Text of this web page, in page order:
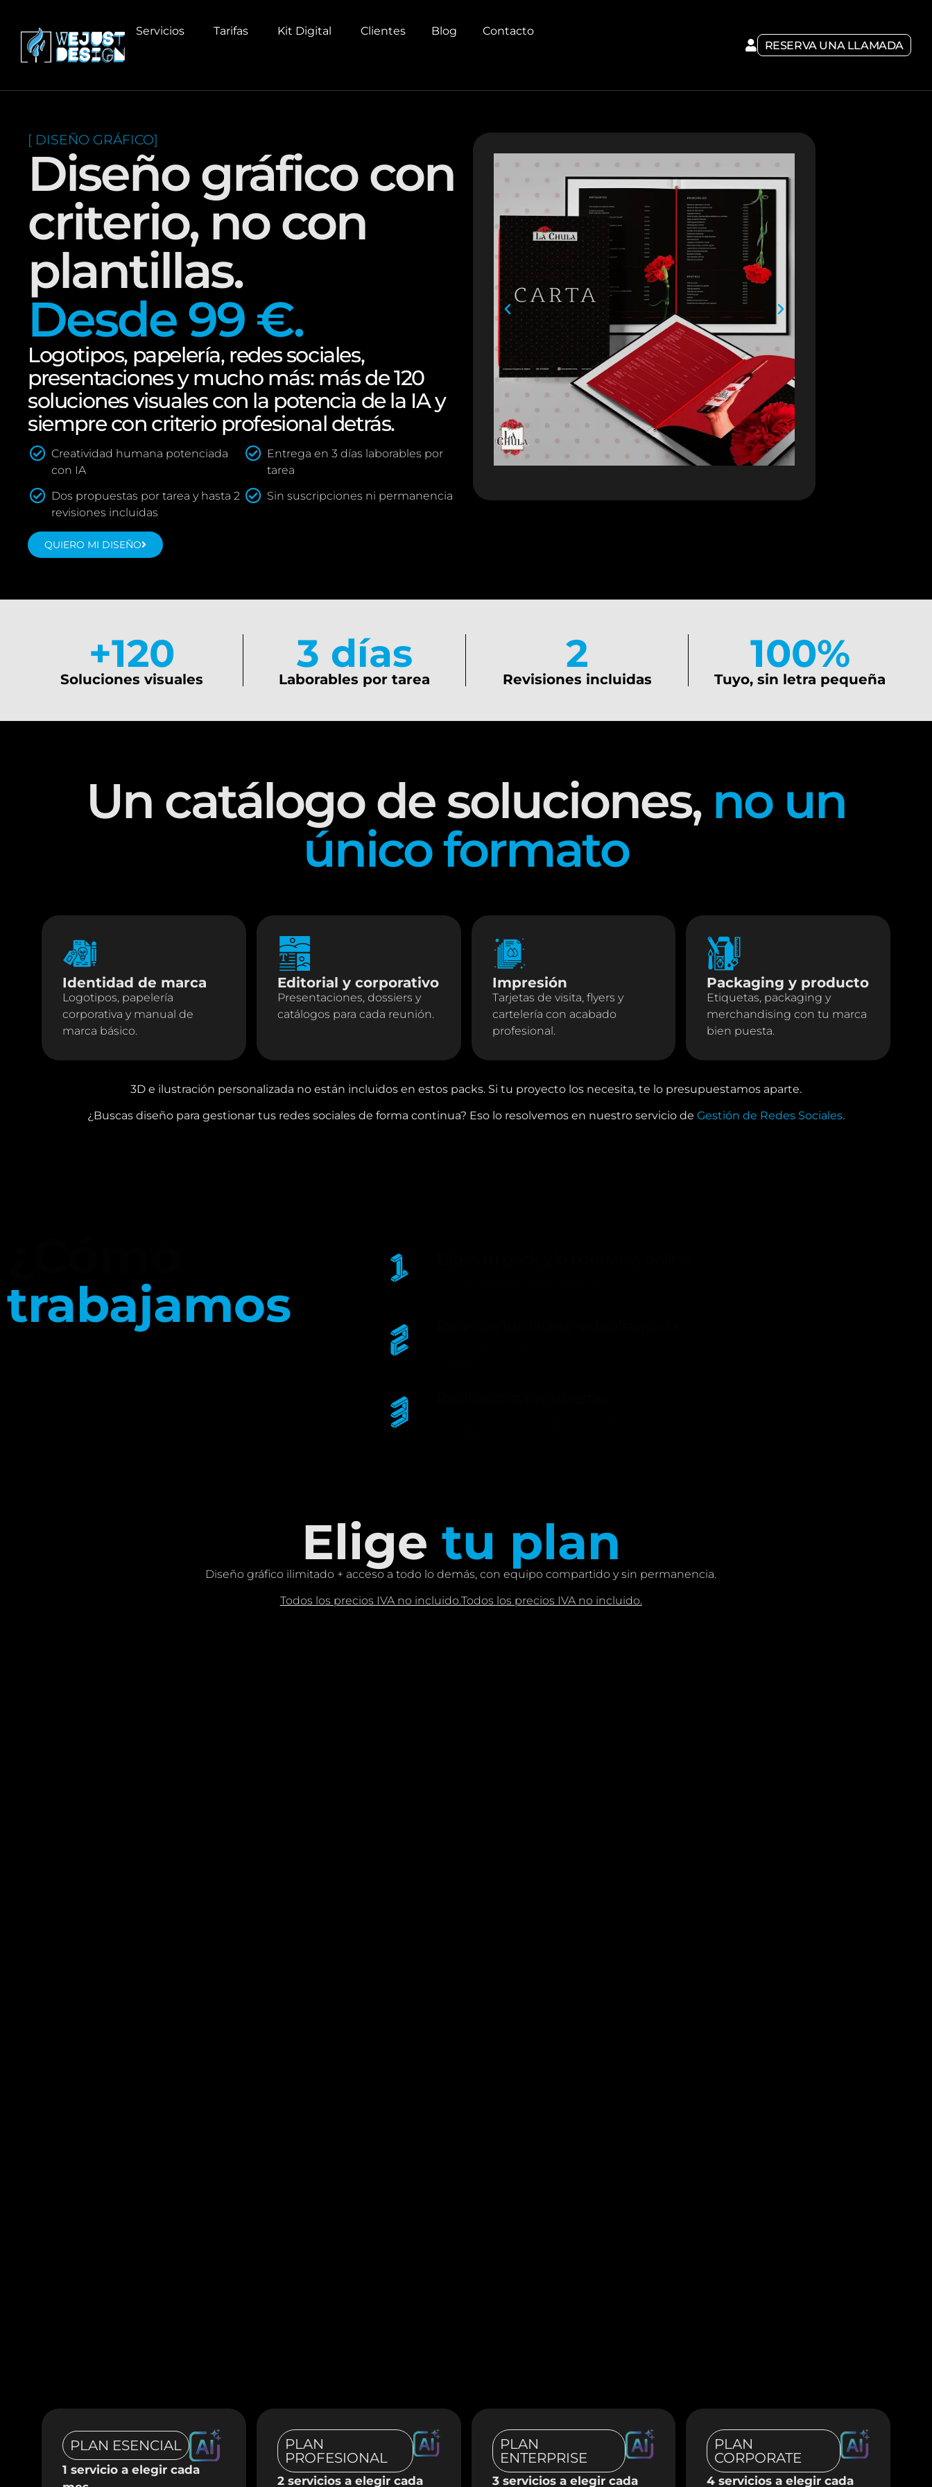
Servicios
Tarifas Kit Digital Clientes Blog
Contacto
RESERVA UNA LLAMADA
[ DISEÑO GRÁFICO]
Diseño gráfico con
criterio, no con
plantillas.
Desde 99 €.
Logotipos, papelería, redes sociales,
presentaciones y mucho más: más de 120
soluciones visuales con la potencia de la IA y
siempre con criterio profesional detrás.
Creatividad humana potenciada
con IA
Dos propuestas por tarea y hasta 2
revisiones incluidas
Entrega en 3 días laborables por
tarea
Sin suscripciones ni permanencia
QUIERO MI DISEÑO
+120
Soluciones visuales
3 días
Laborables por tarea
2
Revisiones incluidas
100%
Tuyo, sin letra pequeña
Un catálogo de soluciones, no un
único formato
Identidad de marca
Logotipos, papelería
corporativa y manual de
marca básico.
Editorial y corporativo
Presentaciones, dossiers y
catálogos para cada reunión.
Impresión
Tarjetas de visita, flyers y
cartelería con acabado
profesional.
Packaging y producto
Etiquetas, packaging y
merchandising con tu marca
bien puesta.
3D e ilustración personalizada no están incluidos en estos packs. Si tu proyecto los necesita, te lo presupuestamos aparte.
¿Buscas diseño para gestionar tus redes sociales de forma continua? Eso lo resolvemos en nuestro servicio de Gestión de Redes Sociales.
trabajamos
Elige tu plan
Diseño gráfico ilimitado + acceso a todo lo demás, con equipo compartido y sin permanencia.
Todos los precios IVA no incluido.Todos los precios IVA no incluido.
PLAN ESENCIAL
1 servicio a elegir cada
PLAN
PROFESIONAL
2 servicios a elegir cada
PLAN
ENTERPRISE
3 servicios a elegir cada
PLAN
CORPORATE
4 servicios a elegir cada